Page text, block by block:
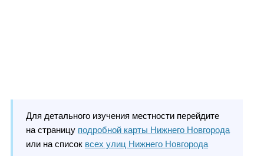
Для детального изучения местности перейдите
на страницу подробной карты Нижнего Новгорода
или на список всех улиц Нижнего Новгорода